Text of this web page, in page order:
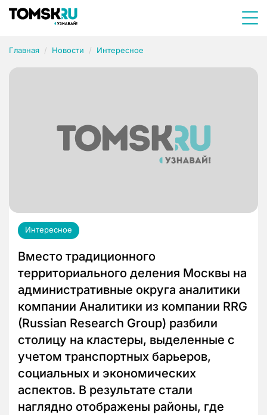
Главная Новости Интересное
Интересное
Вместо традиционного
территориального деления Москвы на
административные округа аналитики
компании Аналитики из компании RRG
(Russian Research Group) разбили
столицу на кластеры, выделенные с
учетом транспортных барьеров,
социальных и экономических
аспектов. В результате стали
наглядно отображены районы, где